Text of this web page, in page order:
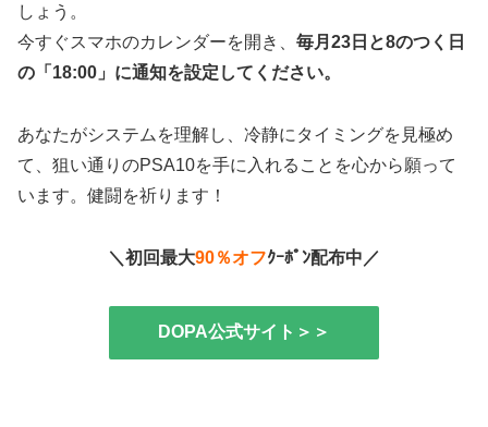
しょう。
今すぐスマホのカレンダーを開き、 毎月23日と8のつく日
の「18:00」に通知を設定してください。
あなたがシステムを理解し、冷静にタイミングを見極め
て、狙い通りのPSA10を手に入れることを心から願って
います。健闘を祈ります！
＼初回最大90％オフｸｰﾎﾟﾝ配布中／
DOPA公式サイト＞＞